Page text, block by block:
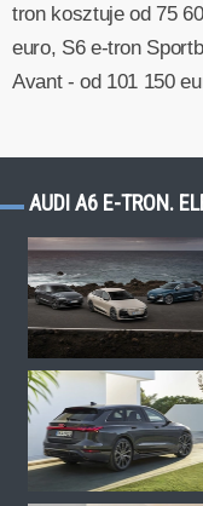
tron kosztuje od 75
euro, S6 e-tron
Avant - od 101 150
AUDI A6 E-TRON.